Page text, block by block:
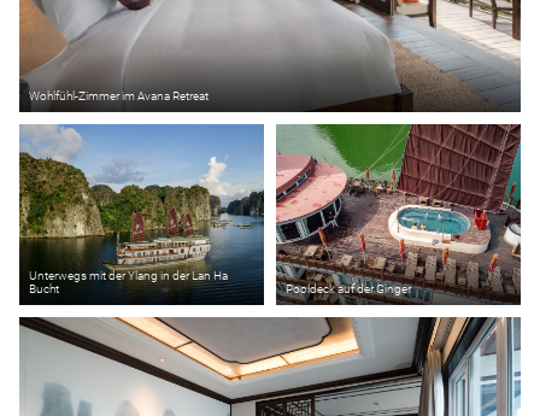
Wohlfühl-Zimmer im Avana Retreat
Unterwegs mit der Ylang in der Lan Ha
Bucht
Pooldeck auf der Ginger